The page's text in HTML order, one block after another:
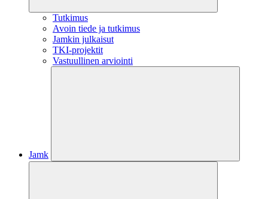
Tutkimus
Avoin tiede ja tutkimus
Jamkin julkaisut
TKI-projektit
Vastuullinen arviointi
Jamk